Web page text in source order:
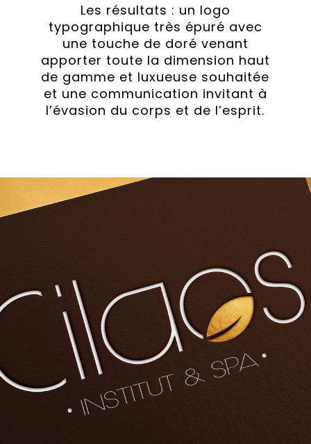
Les résultats : un logo
typographique très épuré avec
une touche de doré venant
apporter toute la dimension haut
de gamme et luxueuse souhaitée
et une communication invitant à
l’évasion du corps et de l’esprit.